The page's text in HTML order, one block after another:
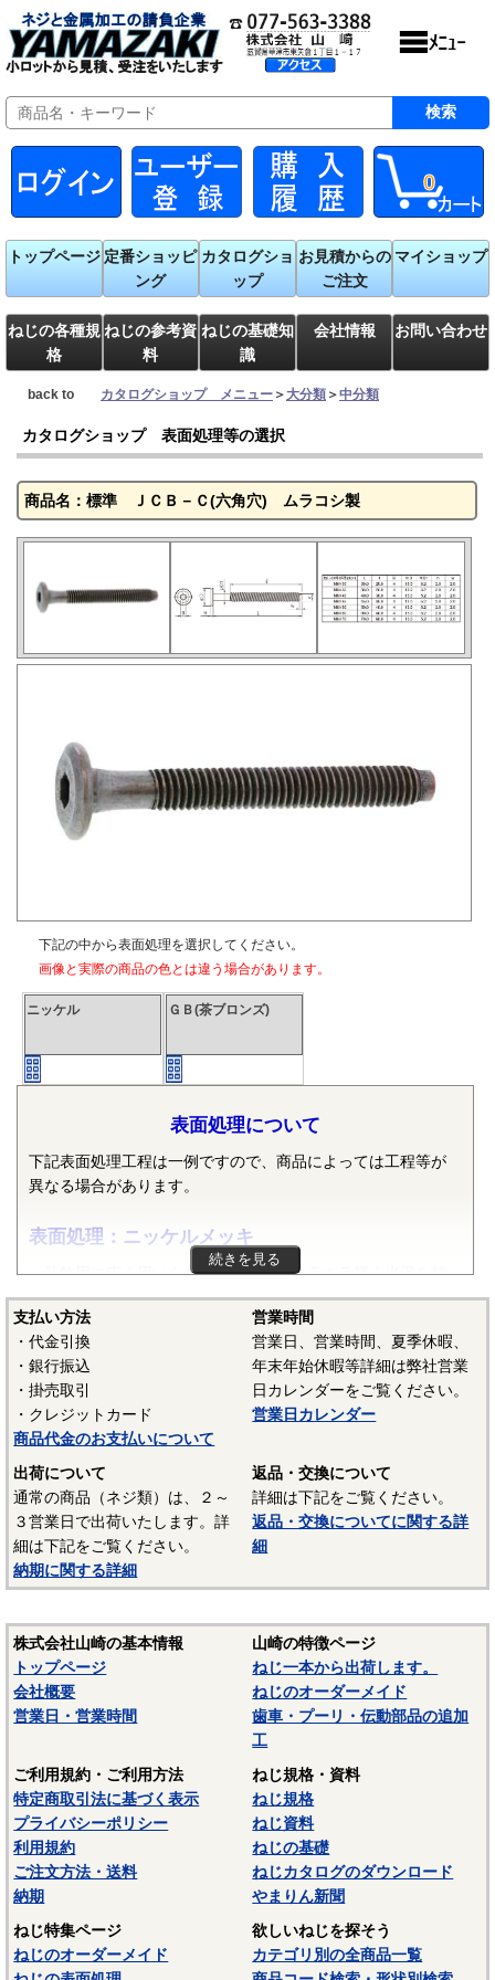
0
トップページ 定番ショッピ
ング
カタログショ
ップ
お見積からの
ご注文
マイショップ
ねじの各種規
格
ねじの参考資
料
ねじの基礎知
識
会社情報 お問い合わせ
back to カタログショップ メニュー ＞大分類 ＞中分類
カタログショップ 表面処理等の選択
商品名：標準 ＪＣＢ－Ｃ(六角穴) ムラコシ製
下記の中から表面処理を選択してください。
画像と実際の商品の色とは違う場合があります。
ニッケル ＧＢ(茶ブロンズ)
表面処理について
下記表面処理工程は一例ですので、商品によっては工程等が
異なる場合があります。
表面処理：ニッケルメッキ
装飾用に広く用いられるメッキで、キラキラ輝く光沢を持
ちます。しかし、電気亜鉛メッキ＋クロメート処理程の防錆
力はありません。付き回りを上げる目的で、下地に銅メッキ
や下地用ニッケルメッキを貼り、その上に光沢剤入りのニッ
ケルメッキを貼ります。
表面処理：GB（茶ブロンズ）
か。鉄の場合、下地に銅メッキを貼ったあと特殊な薬品で色
付け研磨をします。
－－－－－－－－－－－－－－－
☆ねじに使用される表面処理については下記ページにも掲載
〇表面処理
〇ねじの塗装、表面処理
続きを見る
支払い方法
・代金引換
・銀行振込
・掛売取引
・クレジットカード
商品代金のお支払いについて
営業時間
営業日、営業時間、夏季休暇、
年末年始休暇等詳細は弊社営業
日カレンダーをご覧ください。
営業日カレンダー
出荷について
通常の商品（ネジ類）は、２～
３営業日で出荷いたします。詳
細は下記をご覧ください。
納期に関する詳細
返品・交換について
詳細は下記をご覧ください。
返品・交換についてに関する詳
細
株式会社山崎の基本情報
トップページ
会社概要
営業日・営業時間
山崎の特徴ページ
ねじ一本から出荷します。
ねじのオーダーメイド
歯車・プーリ・伝動部品の追加
工
ご利用規約・ご利用方法
特定商取引法に基づく表示
プライバシーポリシー
利用規約
ご注文方法・送料
納期
ねじ規格・資料
ねじ規格
ねじ資料
ねじの基礎
ねじカタログのダウンロード
やまりん新聞
ねじ特集ページ
ねじのオーダーメイド
欲しいねじを探そう
カテゴリ別の全商品一覧